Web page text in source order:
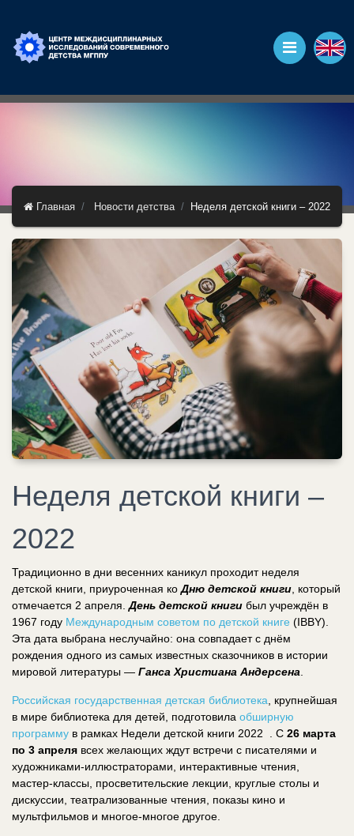
Главная Новости детства Неделя детской книги – 2022
Неделя детской книги –
2022
Традиционно в дни весенних каникул проходит неделя
детской книги, приуроченная коДню детской книги , который
отмечается 2 апреля.День детской книги был учреждён в
1967 году Международным советом по детской книге (IBBY).
Эта дата выбрана неслучайно: она совпадает с днём
рождения одного из самых известных сказочников в истории
мировой литературы — Ганса Христиана Андерсена
Российская государственная детская библиотека , крупнейшая
в мире библиотека для детей, подготовила обширную
программу в рамках Недели детской книги 2022 . С 26 марта
по 3 апреля всех желающих ждут встречи с писателями и
художниками-иллюстраторами, интерактивные чтения,
мастер-классы, просветительские лекции, круглые столы и
дискуссии, театрализованные чтения, показы кино и
мультфильмов и многое-многое другое.